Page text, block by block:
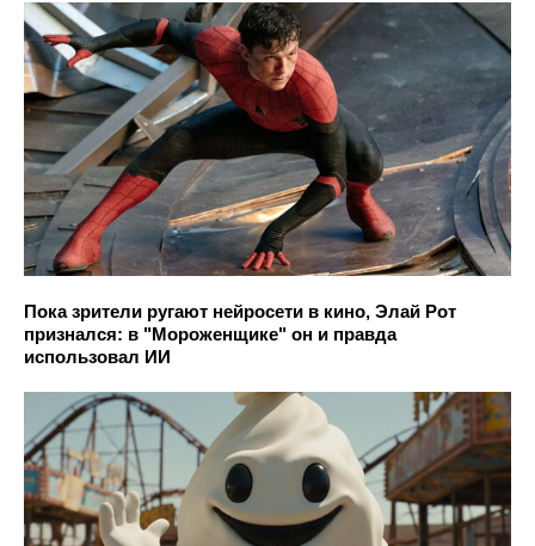
Пока зрители ругают нейросети в кино, Элай Рот
признался: в "Мороженщике" он и правда
использовал ИИ